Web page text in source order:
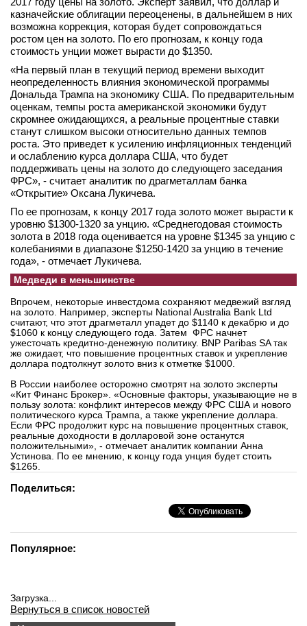
казначейские облигации переоценены, в дальнейшем в них
возможна коррекция, которая будет сопровождаться
ростом цен на золото. По его прогнозам, к концу года
стоимость унции может вырасти до $1350.
«На первый план в текущий период времени выходит
неопределенность влияния экономической программы
Дональда Трампа на экономику США. По предварительным
оценкам, темпы роста американской экономики будут
скромнее ожидающихся, а реальные процентные ставки
станут слишком высоки относительно данных темпов
роста. Это приведет к усилению инфляционных тенденций
и ослаблению курса доллара США, что будет
поддерживать цены на золото до следующего заседания
ФРС», - считает аналитик по драгметаллам банка
«Открытие» Оксана Лукичева.
По ее прогнозам, к концу 2017 года золото может вырасти к
уровню $1300-1320 за унцию. «Среднегодовая стоимость
золота в 2018 года оценивается на уровне $1345 за унцию с
колебаниями в диапазоне $1250-1420 за унцию в течение
года», - отмечает Лукичева.
Медведи в меньшинстве
Впрочем, некоторые инвестдома сохраняют медвежий взгляд
на золото. Например, эксперты National Australia Bank Ltd
считают, что этот драгметалл упадет до $1140 к декабрю и до
$1060 к концу следующего года. Затем ФРС начнет
ужесточать кредитно-денежную политику. BNP Paribas SA так
же ожидает, что повышение процентных ставок и укрепление
доллара подтолкнут золото вниз к отметке $1000.
В России наиболее осторожно смотрят на золото эксперты
«Кит Финанс Брокер». «Основные факторы, указывающие не в
пользу золота: конфликт интересов между ФРС США и нового
политического курса Трампа, а также укрепление доллара.
Если ФРС продолжит курс на повышение процентных ставок,
реальные доходности в долларовой зоне останутся
положительными», - отмечает аналитик компании Анна
Устинова. По ее мнению, к концу года унция будет стоить
$1265.
Поделиться:
Популярное:
Загрузка...
Вернуться в список новостей